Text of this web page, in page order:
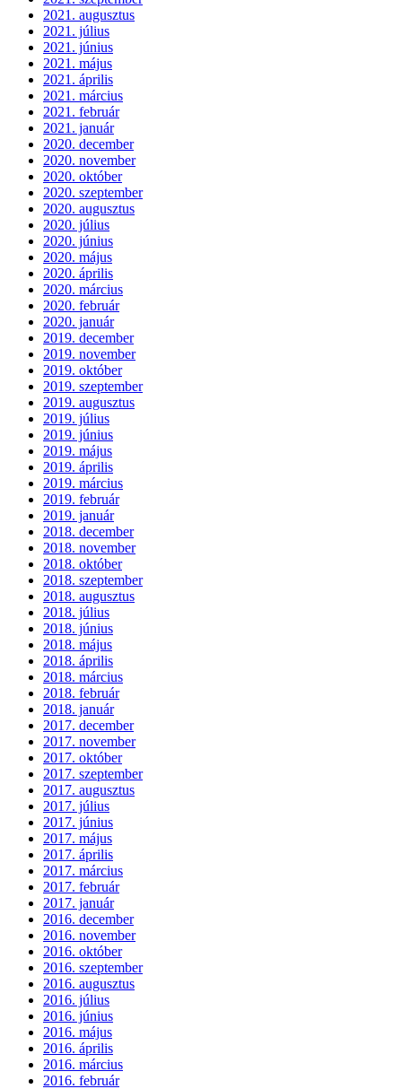
2021. augusztus
2021. július
2021. június
2021. május
2021. április
2021. március
2021. február
2021. január
2020. december
2020. november
2020. október
2020. szeptember
2020. augusztus
2020. július
2020. június
2020. május
2020. április
2020. március
2020. február
2020. január
2019. december
2019. november
2019. október
2019. szeptember
2019. augusztus
2019. július
2019. június
2019. május
2019. április
2019. március
2019. február
2019. január
2018. december
2018. november
2018. október
2018. szeptember
2018. augusztus
2018. július
2018. június
2018. május
2018. április
2018. március
2018. február
2018. január
2017. december
2017. november
2017. október
2017. szeptember
2017. augusztus
2017. július
2017. június
2017. május
2017. április
2017. március
2017. február
2017. január
2016. december
2016. november
2016. október
2016. szeptember
2016. augusztus
2016. július
2016. június
2016. május
2016. április
2016. március
2016. február